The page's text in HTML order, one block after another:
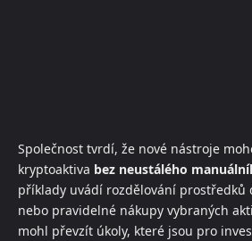
Společnost tvrdí, že nové nástroje
kryptoaktiva bez neustálého
příklady uvádí rozdělování
nebo pravidelné nákupy vybraných
mohl převzít úkoly, které jsou pro